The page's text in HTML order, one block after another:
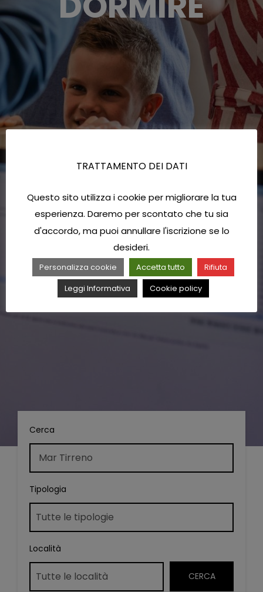
Cerca
Tipologia
Località
TRATTAMENTO DEI DATI
Questo sito utilizza i cookie per migliorare la tua
esperienza. Daremo per scontato che tu sia
d'accordo, ma puoi annullare l'iscrizione se lo
desideri.
Personalizza cookie Accetta tutto
Rifiuta
Leggi Informativa
Cookie policy